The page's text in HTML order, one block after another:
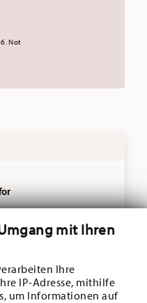
mit Ihren
Ihre
IP-Adresse, mithilfe
um Informationen auf
Not
from